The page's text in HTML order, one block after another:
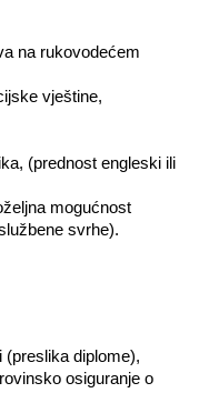
na rukovodećem
vještine,
(prednost engleski ili
mogućnost
svrhe).
diplome),
osiguranje o